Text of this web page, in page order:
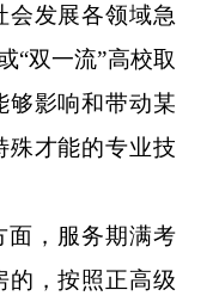
会发展各领域急
“双一流”高校取
够影响和带动某
殊才能的专业技
面，服务期满考
的，按照正高级